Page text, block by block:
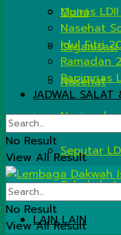
Opini
Organisasi
Nasehat
Nasional
Seputar
Tahukah
LAIN LAIN
Munas
Nasehat
Idul Fitri
Ramadan
Rapimnas
JADWAL SALAT
No Result
View All Result
No Result
View All Result